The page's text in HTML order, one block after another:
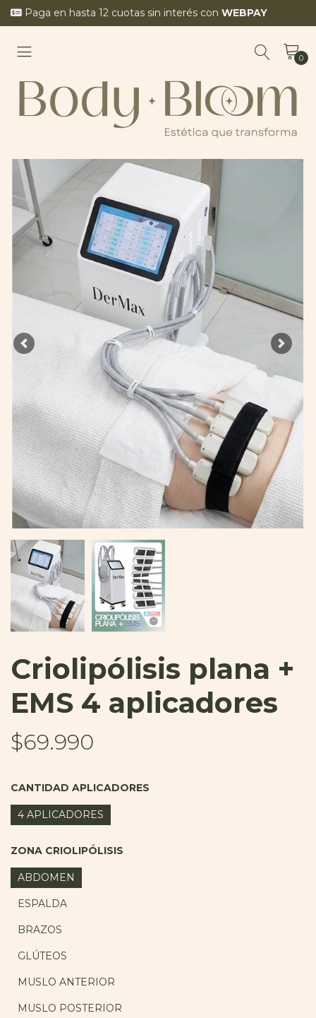
Paga en hasta 12 cuotas sin interés con WEBPAY
0
Previous Next
Criolipólisis plana +
EMS 4 aplicadores
$69.990
CANTIDAD APLICADORES
4 APLICADORES
ZONA CRIOLIPÓLISIS
ABDOMEN
ESPALDA
BRAZOS
GLÚTEOS
MUSLO ANTERIOR
MUSLO POSTERIOR